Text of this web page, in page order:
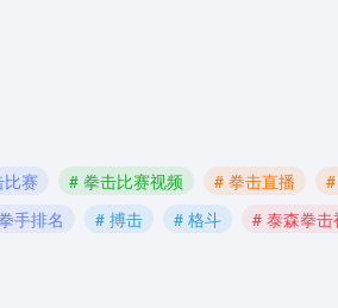
比赛 # 拳击比赛视频 # 拳击直播
手排名 # 搏击 # 格斗
# 泰森拳击